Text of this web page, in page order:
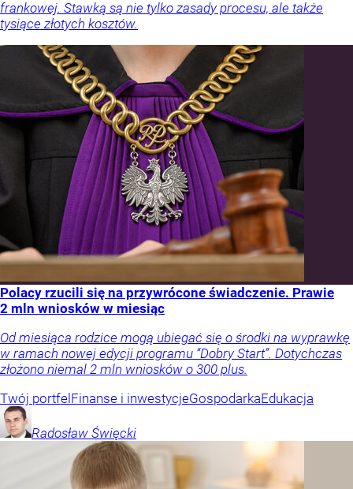
frankowej. Stawką są nie tylko zasady procesu, ale także
tysiące złotych kosztów.
Polacy rzucili się na przywrócone świadczenie. Prawie
2 mln wniosków w miesiąc
Od miesiąca rodzice mogą ubiegać się o środki na wyprawkę
w ramach nowej edycji programu “Dobry Start”. Dotychczas
złożono niemal 2 mln wniosków o 300 plus.
Twój portfel Finanse i inwestycjeGospodarkaEdukacja
Radosław Święcki